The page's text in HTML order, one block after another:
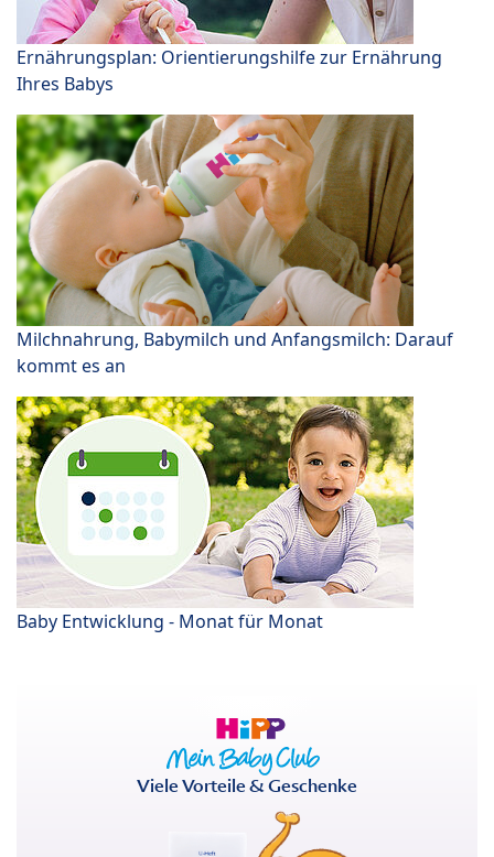
Ernährungsplan: Orientierungshilfe zur Ernährung
Ihres Babys
Milchnahrung, Babymilch und Anfangsmilch: Darauf
kommt es an
Baby Entwicklung - Monat für Monat
Viele Vorteile & Geschenke